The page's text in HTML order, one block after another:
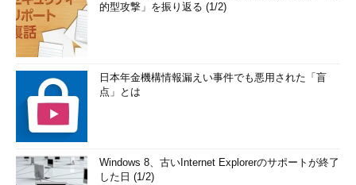
的型攻撃」を振り返る (1/2)
日本年金機構情報漏えい事件でも悪用された「盲
点」とは
Windows 8、古いInternet Explorerのサポートが終了
した日 (1/2)